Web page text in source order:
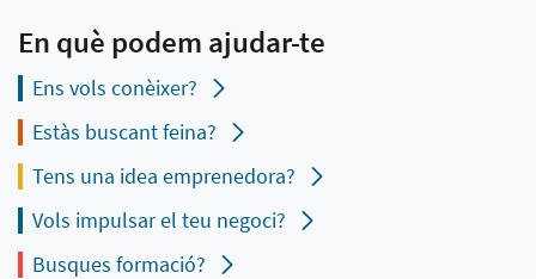
En què podem ajudar-te
Ens vols conèixer?
Estàs buscant feina?
Tens una idea emprenedora?
Vols impulsar el teu negoci?
Busques formació?